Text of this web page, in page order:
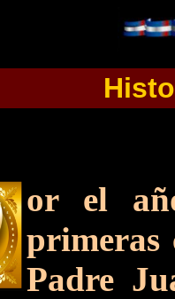
or el
primeras
Padre